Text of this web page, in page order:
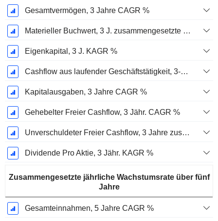
Gesamtvermögen, 3 Jahre CAGR %
Materieller Buchwert, 3 J. zusammengesetzte jährliche Wachstumsrate %
Eigenkapital, 3 J. KAGR %
Cashflow aus laufender Geschäftstätigkeit, 3-Jahres-CAGR %
Kapitalausgaben, 3 Jahre CAGR %
Gehebelter Freier Cashflow, 3 Jähr. CAGR %
Unverschuldeter Freier Cashflow, 3 Jahre zusammengesetzte jährliche Wachstumsrate %
Dividende Pro Aktie, 3 Jähr. KAGR %
Zusammengesetzte jährliche Wachstumsrate über fünf
Jahre
Gesamteinnahmen, 5 Jahre CAGR %